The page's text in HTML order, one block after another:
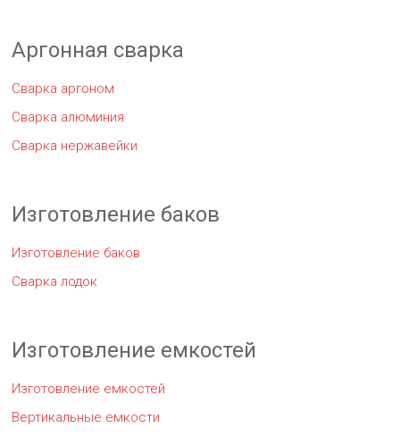
Аргонная сварка
Сварка аргоном
Сварка алюминия
Сварка нержавейки
Изготовление баков
Изготовление баков
Сварка лодок
Изготовление емкостей
Изготовление емкостей
Вертикальные емкости